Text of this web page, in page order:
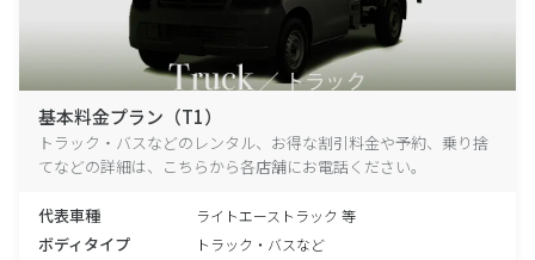
基本料金プラン（T1）
トラック・バスなどのレンタル、お得な割引料金や予約、乗り捨
てなどの詳細は、こちらから各店舗にお電話ください。
代表車種 ライトエーストラック 等
ボディタイプ トラック・バスなど